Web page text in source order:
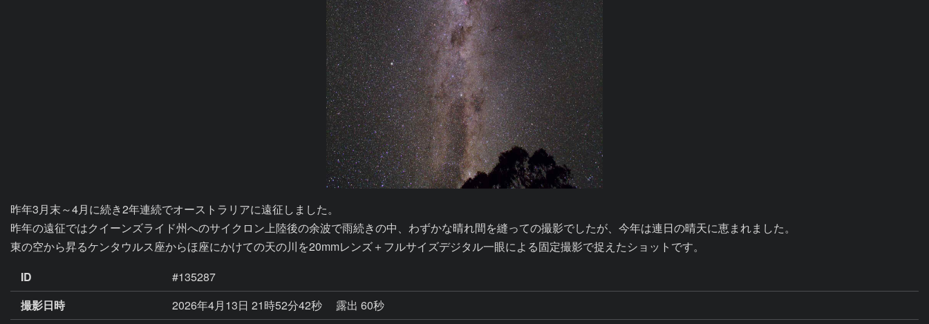
昨年3月末～4月に続き2年連続でオーストラリアに遠征しました。
昨年の遠征ではクイーンズライド州へのサイクロン上陸後の余波で雨続きの中、わずかな晴れ間を縫っての撮影でしたが、今年は連日の晴天に恵まれました。
東の空から昇るケンタウルス座からほ座にかけての天の川を20mmレンズ＋フルサイズデジタル一眼による固定撮影で捉えたショットです。
ID
#135287
撮影日時
2026年4月13日 21時52分42秒
露出 60秒